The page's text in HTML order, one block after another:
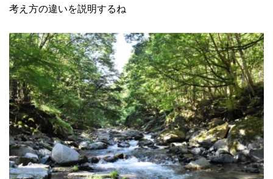
考え方の違いを説明するね